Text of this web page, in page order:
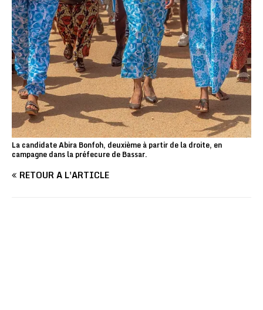
La candidate Abira Bonfoh, deuxième à partir de la droite, en
campagne dans la préfecure de Bassar.
RETOUR À L'ARTICLE